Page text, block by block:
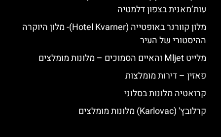
עות’מאנית בצפון דלמטיה
מלון קוורנר באופטייה (Hotel Kvarner)- מלון היוקרה
ההיסטורי של העיר
מלייט Mljet והאיים הסמוכים – מלונות מומלצים
פאזין – דירות מומלצות
קרואטיה מלונות בסלוני
קרלובץ' (Karlovac) מלונות מומלצים